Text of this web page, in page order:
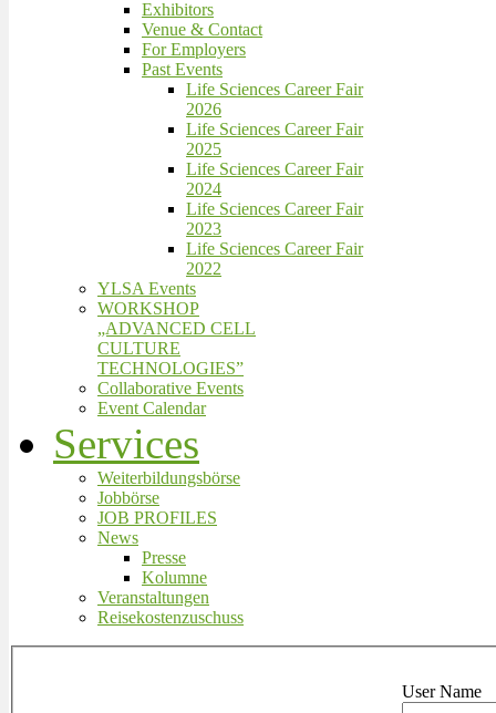
Exhibitors
Venue & Contact
For Employers
Past Events
Life Sciences Career Fair
2026
Life Sciences Career Fair
2025
Life Sciences Career Fair
2024
Life Sciences Career Fair
2023
Life Sciences Career Fair
2022
YLSA Events
WORKSHOP
„ADVANCED CELL
CULTURE
TECHNOLOGIES”
Collaborative Events
Event Calendar
Services
Weiterbildungsbörse
Jobbörse
JOB PROFILES
News
Presse
Kolumne
Veranstaltungen
Reisekostenzuschuss
User Name